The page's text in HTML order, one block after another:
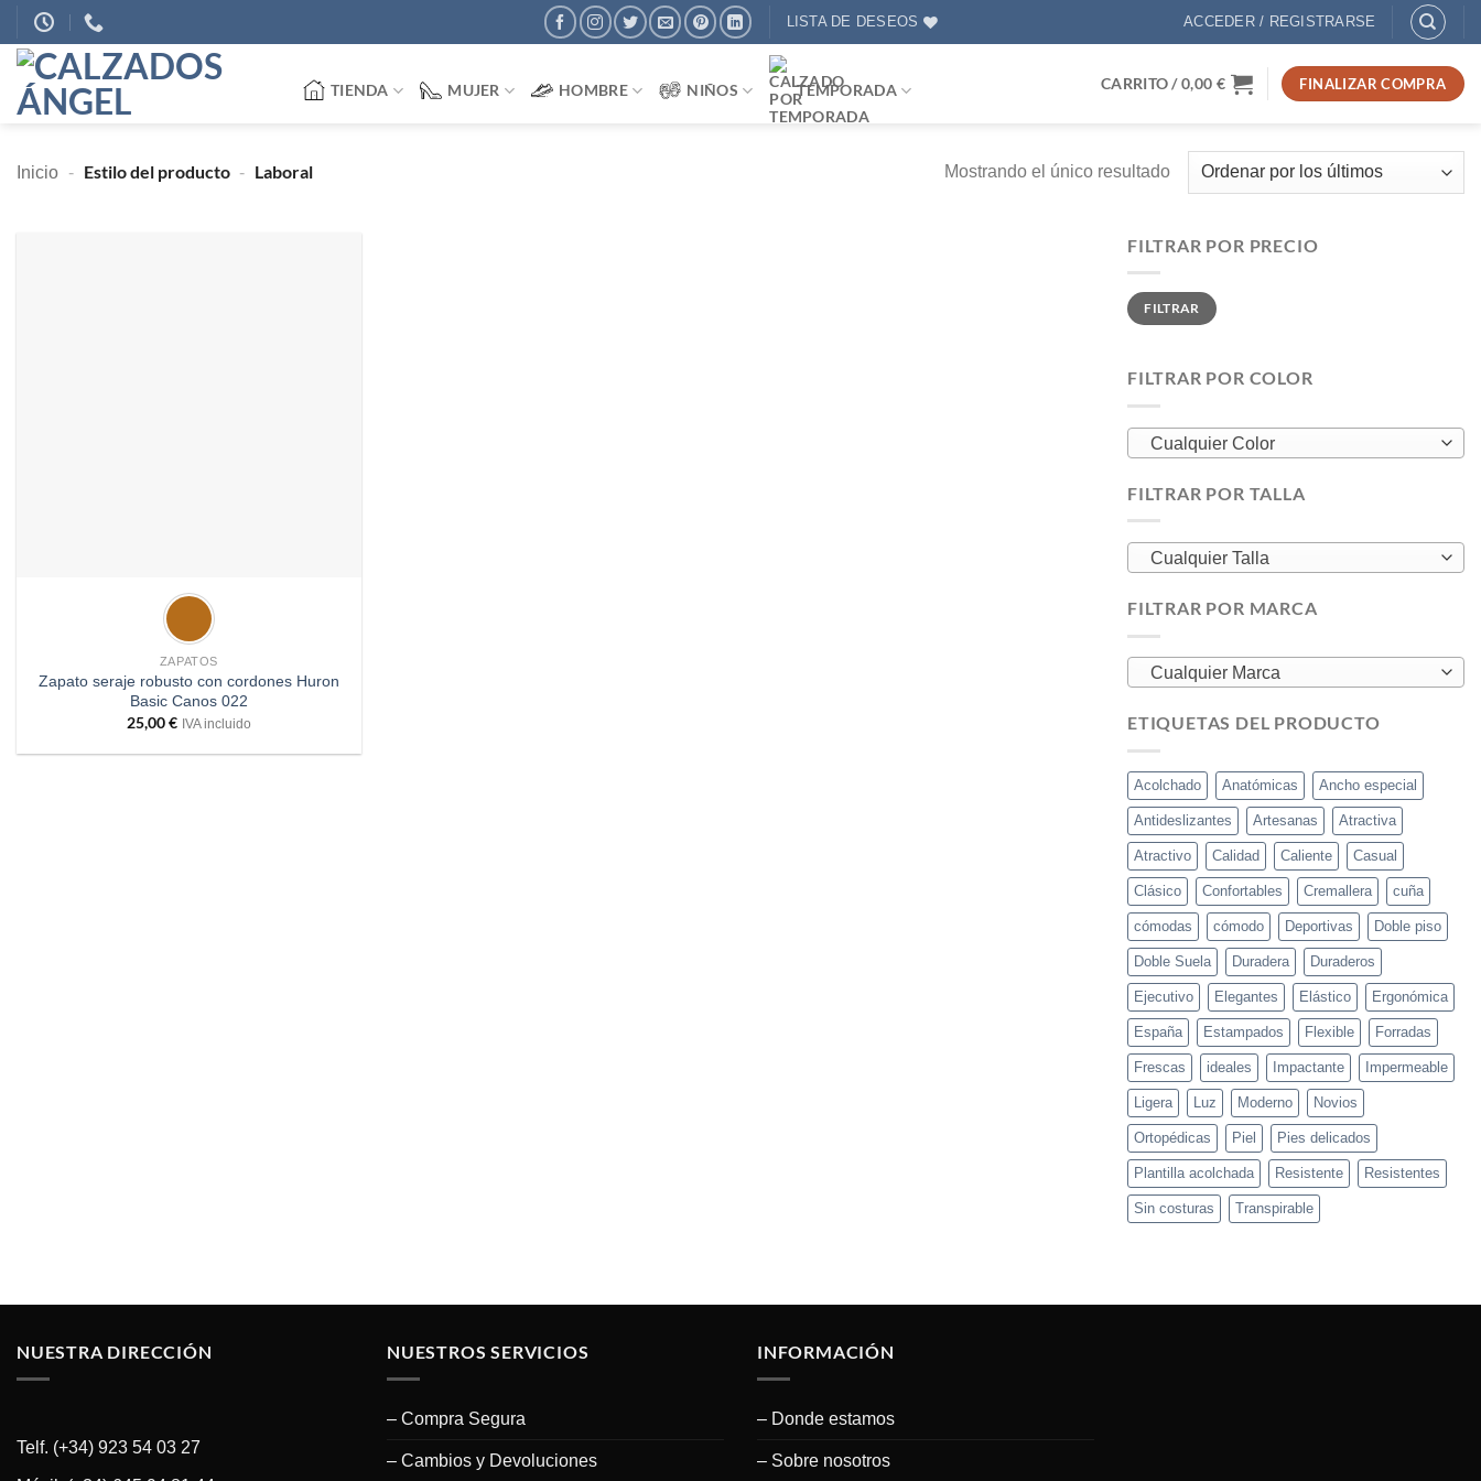
Saltar
al
contenido
LISTA DE DESEOS ACCEDER / REGISTRARSE
TIENDA MUJER HOMBRE NIÑOS TEMPORADA CARRITO /0,00 € FINALIZAR COMPRA
Inicio - Estilo del producto - Laboral Mostrando el único resultado
ZAPATOS
Zapato seraje robusto con cordones Huron
Basic Canos 022
25,00€ IVA incluido
FILTRAR POR PRECIO
Precio
mínimo
Precio
máximo
FILTRAR
FILTRAR POR COLOR
Cualquier Color
FILTRAR POR TALLA
Cualquier Talla
FILTRAR POR MARCA
Cualquier Marca
ETIQUETAS DEL PRODUCTO
Acolchado Anatómicas Ancho especial
Antideslizantes Artesanas Atractiva
Atractivo Calidad Caliente Casual
Clásico Confortables Cremallera cuña
cómodas cómodo Deportivas Doble piso
Doble Suela Duradera Duraderos
Ejecutivo Elegantes Elástico Ergonómica
España Estampados Flexible Forradas
Frescas ideales Impactante Impermeable
Ligera Luz Moderno Novios
Ortopédicas Piel Pies delicados
Plantilla acolchada Resistente Resistentes
Sin costuras Transpirable
NUESTRA DIRECCIÓN
Telf. (+34) 923 54 03 27
NUESTROS SERVICIOS
– Compra Segura
– Cambios y Devoluciones
INFORMACIÓN
– Donde estamos
– Sobre nosotros